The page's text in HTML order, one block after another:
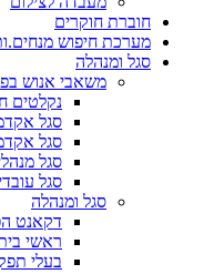
חוברת חוקרים
מערכת חיפוש
סגל ומנהלה
משאבי אנוש
נקלטים
סגל
סגל
סגל
סגל
סגל ומנהלה
דקאנט
ראשי
בעלי